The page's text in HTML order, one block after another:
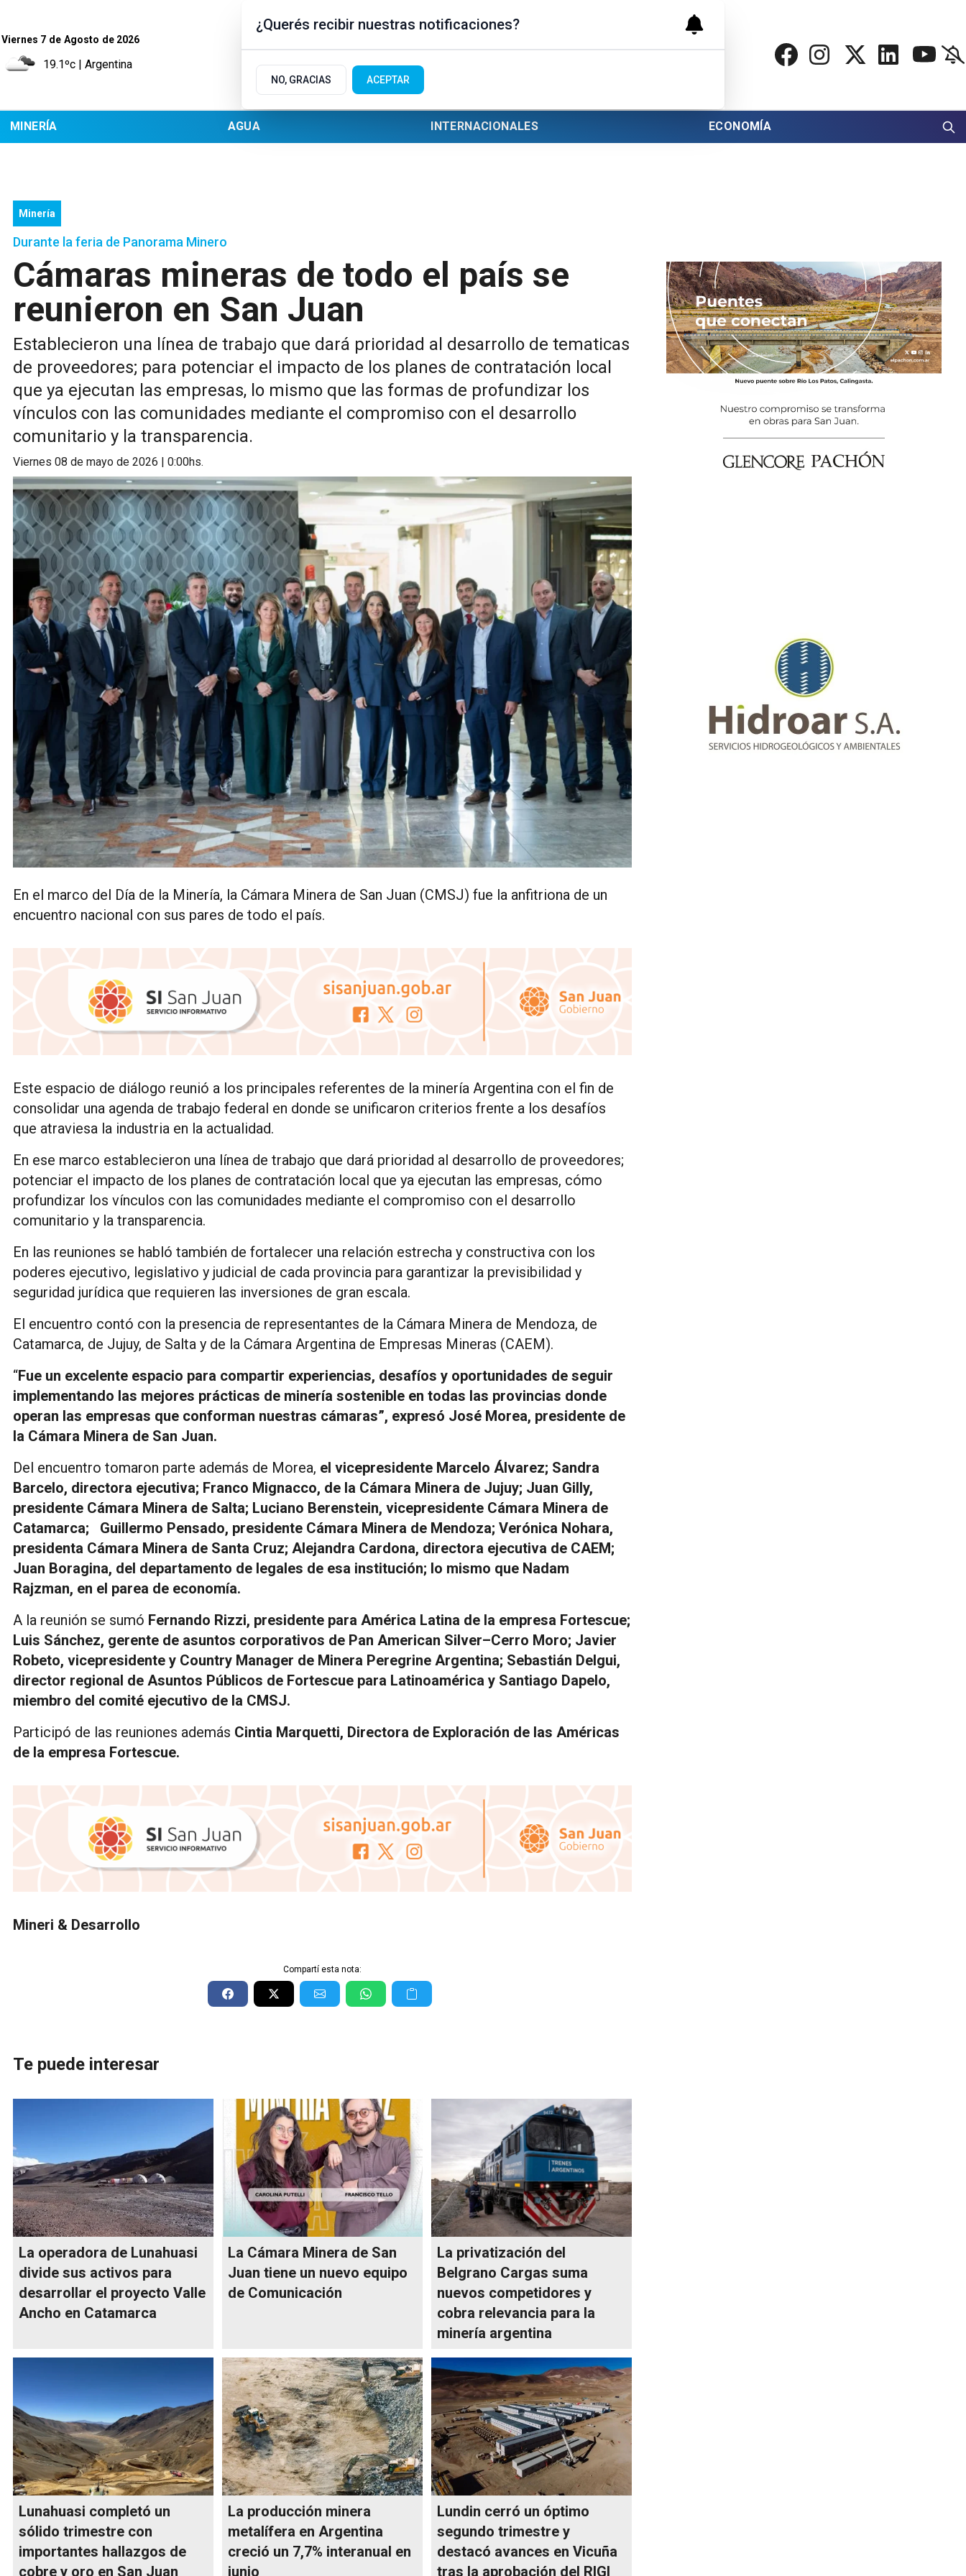
Viernes 7 de Agosto de 2026
19.1ºc | Argentina
MINERÍA AGUA INTERNACIONALES ECONOMÍA
Minería
Durante la feria de Panorama Minero
Cámaras mineras de todo el país se
reunieron en San Juan
Establecieron una línea de trabajo que dará prioridad al desarrollo de tematicas
de proveedores; para potenciar el impacto de los planes de contratación local
que ya ejecutan las empresas, lo mismo que las formas de profundizar los
vínculos con las comunidades mediante el compromiso con el desarrollo
comunitario y la transparencia.
viernes 08 de mayo de 2026 | 0:00hs.
En el marco del Día de la Minería, la Cámara Minera de San Juan (CMSJ) fue la anfitriona de un
encuentro nacional con sus pares de todo el país.
Este espacio de diálogo reunió a los principales referentes de la minería Argentina con el fin de
consolidar una agenda de trabajo federal en donde se unificaron criterios frente a los desafíos
que atraviesa la industria en la actualidad.
En ese marco establecieron una línea de trabajo que dará prioridad al desarrollo de proveedores;
potenciar el impacto de los planes de contratación local que ya ejecutan las empresas, cómo
profundizar los vínculos con las comunidades mediante el compromiso con el desarrollo
comunitario y la transparencia.
En las reuniones se habló también de fortalecer una relación estrecha y constructiva con los
poderes ejecutivo, legislativo y judicial de cada provincia para garantizar la previsibilidad y
seguridad jurídica que requieren las inversiones de gran escala.
El encuentro contó con la presencia de representantes de la Cámara Minera de Mendoza, de
Catamarca, de Jujuy, de Salta y de la Cámara Argentina de Empresas Mineras (CAEM).
“Fue un excelente espacio para compartir experiencias, desafíos y oportunidades de seguir
implementando las mejores prácticas de minería sostenible en todas las provincias donde
operan las empresas que conforman nuestras cámaras”, expresó José Morea, presidente de
la Cámara Minera de San Juan.
Del encuentro tomaron parte además de Morea, el vicepresidente Marcelo Álvarez; Sandra
Barcelo, directora ejecutiva; Franco Mignacco, de la Cámara Minera de Jujuy; Juan Gilly,
presidente Cámara Minera de Salta; Luciano Berenstein, vicepresidente Cámara Minera de
Catamarca; Guillermo Pensado, presidente Cámara Minera de Mendoza; Verónica Nohara,
presidenta Cámara Minera de Santa Cruz; Alejandra Cardona, directora ejecutiva de CAEM;
Juan Boragina, del departamento de legales de esa institución; lo mismo que Nadam
Rajzman, en el parea de economía.
A la reunión se sumó Fernando Rizzi, presidente para América Latina de la empresa Fortescue;
Luis Sánchez, gerente de asuntos corporativos de Pan American Silver–Cerro Moro; Javier
Robeto, vicepresidente y Country Manager de Minera Peregrine Argentina; Sebastián Delgui,
director regional de Asuntos Públicos de Fortescue para Latinoamérica y Santiago Dapelo,
miembro del comité ejecutivo de la CMSJ.
Participó de las reuniones además Cintia Marquetti, Directora de Exploración de las Américas
de la empresa Fortescue.
Mineri & Desarrollo
Compartí esta nota:
Te puede interesar
La operadora de Lunahuasi
divide sus activos para
desarrollar el proyecto Valle
Ancho en Catamarca
La Cámara Minera de San
Juan tiene un nuevo equipo
de Comunicación
La privatización del
Belgrano Cargas suma
nuevos competidores y
cobra relevancia para la
minería argentina
Lunahuasi completó un
sólido trimestre con
importantes hallazgos de
cobre y oro en San Juan
La producción minera
metalífera en Argentina
creció un 7,7% interanual en
junio
Lundin cerró un óptimo
segundo trimestre y
destacó avances en Vicuña
tras la aprobación del RIGI
¿Querés recibir nuestras notificaciones?
NO, GRACIAS ACEPTAR